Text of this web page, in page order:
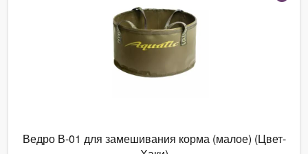
Ведро В-01 для замешивания корма (малое) (Цвет-